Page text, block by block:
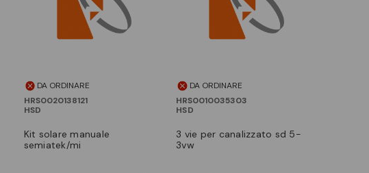
DA ORDINARE
HRS0020138121
HSD
kit solare manuale
semiatek/miVedi prodotto
DA ORDINARE
HRS0010035303
HSD
3 vie per canalizzato sd 5-
3vw